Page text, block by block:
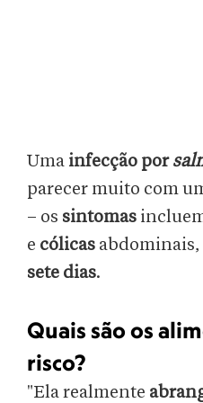
Uma infecção por
parecer muito com
– os sintomas
e cólicas abdominais,
sete dias.
Quais são os
risco?
"Ela realmente